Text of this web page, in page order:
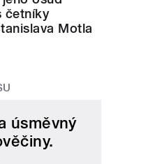
četníky
Motla
úsměvný